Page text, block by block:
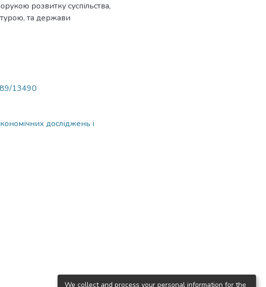
розвитку суспільства,
та держави
13490
досліджень і
We collect and process your personal information for the